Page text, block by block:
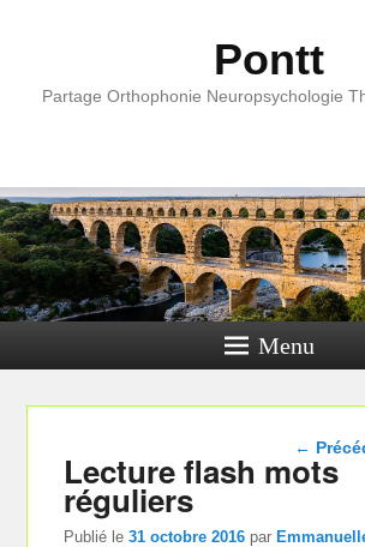
Pontt
Partage Orthophonie Neuropsychologie
Menu
←
Lecture flash mots
réguliers
Publié le31 octobre 2016 par